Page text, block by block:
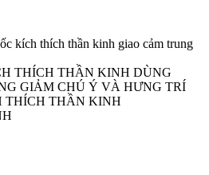
kích thích thần kinh giao cảm trung
THÍCH THẦN KINH DÙNG
GIẢM CHÚ Ý VÀ HƯNG TRÍ
THẦN KINH